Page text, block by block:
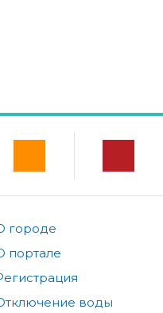
городе
портале
воды